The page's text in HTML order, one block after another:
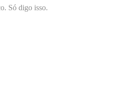
Só digo isso.